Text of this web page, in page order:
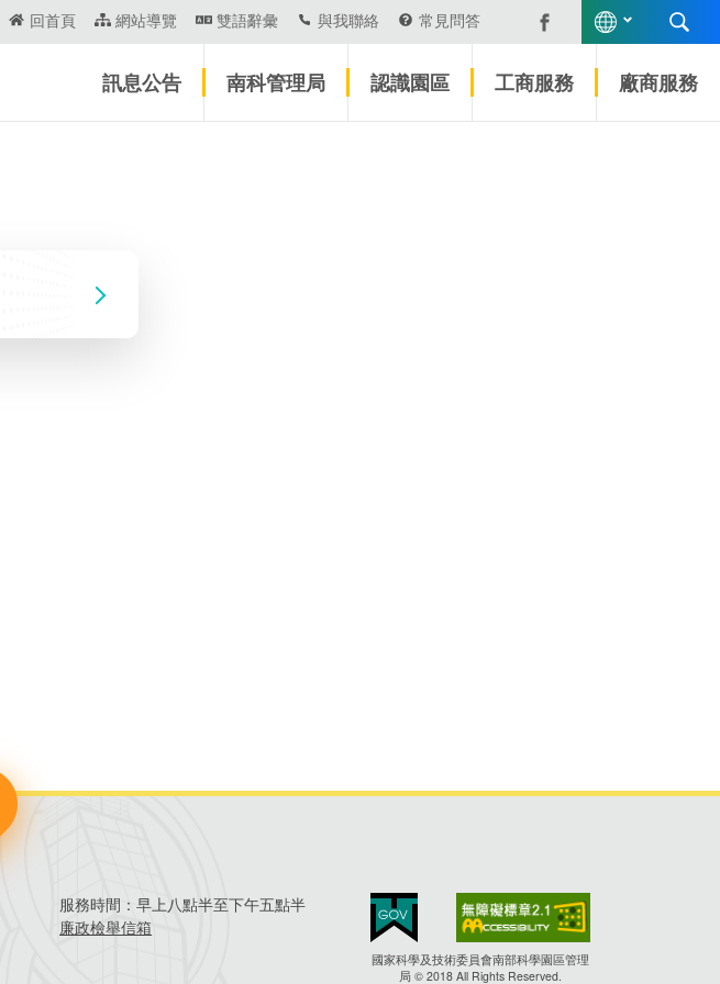
回首頁 網站導覽 雙語辭彙 與我聯絡 常見問答
訊息公告 南科管理局 認識園區 工商服務 廠商服務
服務時間：早上八點半至下午五點半
廉政檢舉信箱
國家科學及技術委員會南部科學園區管理
局 © 2018 All Rights Reserved.